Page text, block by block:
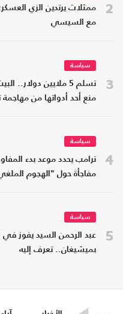
2
ممثلات يرتدين الزي
مع السيسي
3
سياسة
تسلم 5 ملايين
منع أحد أدواتها من مهاجمة
4
سياسة
ترامب يحدد موعد بدء
مفاجأة حول "الهجوم
5
سياسة
عبد الرحمن السيد يفوز في
بميشيغان.. تعرف إليه